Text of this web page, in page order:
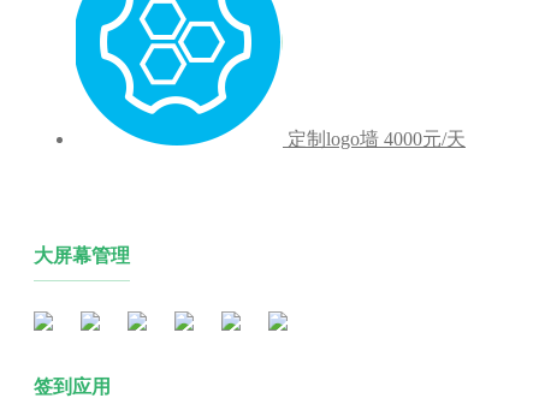
定制logo墙 4000元/天
大屏幕管理
签到应用